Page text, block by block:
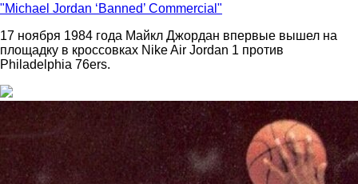
"Michael Jordan ‘Banned’ Commercial"
17 ноября 1984 года Майкл Джордан впервые вышел на
площадку в кроссовках Nike Air Jordan 1 против
Philadelphia 76ers.